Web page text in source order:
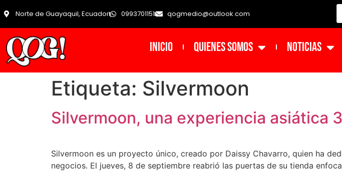
Norte de Guayaquil, Ecuador 0993701151 qogmedio@outlook.com
INICIO Quienes Somos NOTICIAS
Etiqueta: Silvermoon
Silvermoon, una experiencia asiática
Silvermoon es un proyecto único, creado por Daissy Chavarro, quien ha
negocios. El jueves, 8 de septiembre reabrió las puertas de su tienda